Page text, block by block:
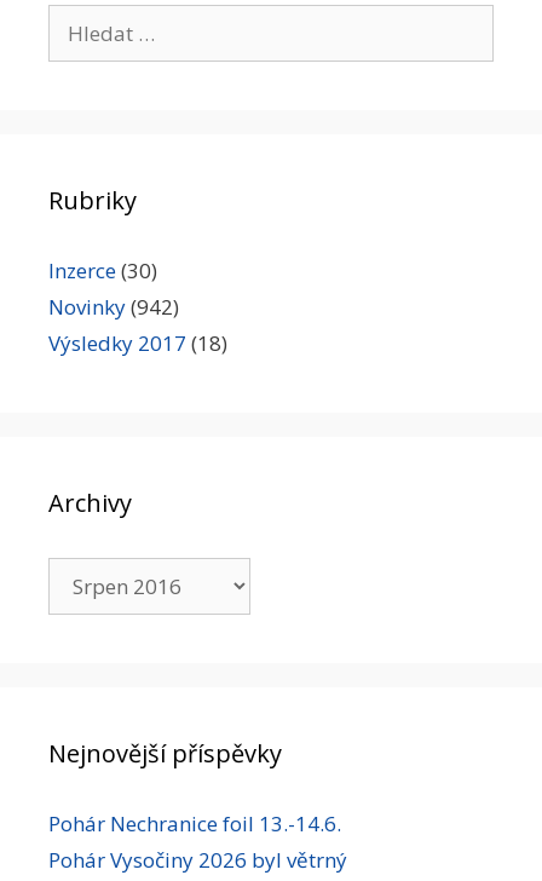
Rubriky
Inzerce(30)
Novinky(942)
Výsledky 2017 (18)
Archivy
Nejnovější příspěvky
Pohár Nechranice foil 13.-14.6.
Pohár Vysočiny 2026 byl větrný